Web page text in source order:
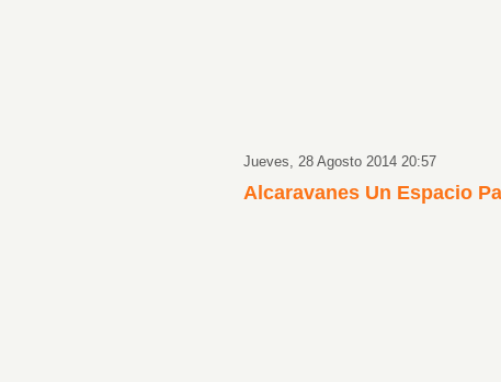
Jueves, 28 Agosto 2014 20:57
Alcaravanes Un Espacio